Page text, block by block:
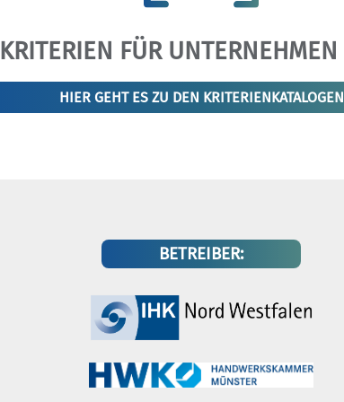
FÜR
HIER GEHT ES ZU DEN KRITERIENKATALOGEN
BETREIBER: